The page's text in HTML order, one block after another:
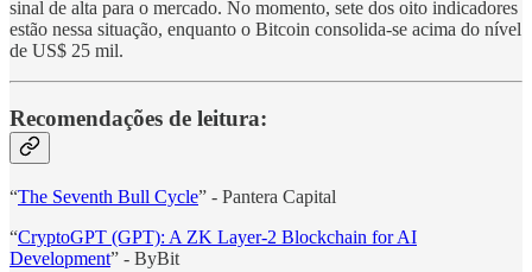
sinal de alta para o mercado. No momento, sete dos oito indicadores
estão nessa situação, enquanto o Bitcoin consolida-se acima do nível
de US$ 25 mil.
Recomendações de leitura:
“The Seventh Bull Cycle” - Pantera Capital
“CryptoGPT (GPT): A ZK Layer-2 Blockchain for AI
Development” - ByBit